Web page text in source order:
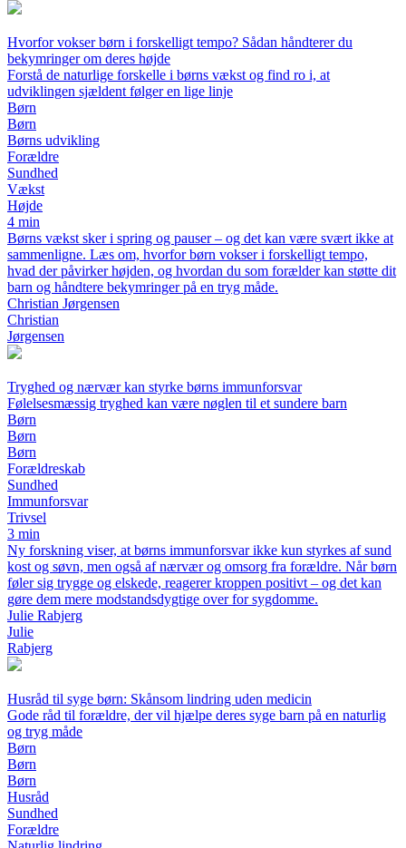
Hvorfor vokser børn i forskelligt tempo? Sådan håndterer du
bekymringer om deres højde
Forstå de naturlige forskelle i børns vækst og find ro i, at
udviklingen sjældent følger en lige linje
Børn
Børn
Børns udvikling
Forældre
Sundhed
Vækst
Højde
4 min
Børns vækst sker i spring og pauser – og det kan være svært ikke at
sammenligne. Læs om, hvorfor børn vokser i forskelligt tempo,
hvad der påvirker højden, og hvordan du som forælder kan støtte dit
barn og håndtere bekymringer på en tryg måde.
Christian Jørgensen
Christian
Jørgensen
Tryghed og nærvær kan styrke børns immunforsvar
Følelsesmæssig tryghed kan være nøglen til et sundere barn
Børn
Børn
Børn
Forældreskab
Sundhed
Immunforsvar
Trivsel
3 min
Ny forskning viser, at børns immunforsvar ikke kun styrkes af sund
kost og søvn, men også af nærvær og omsorg fra forældre. Når børn
føler sig trygge og elskede, reagerer kroppen positivt – og det kan
gøre dem mere modstandsdygtige over for sygdomme.
Julie Rabjerg
Julie
Rabjerg
Husråd til syge børn: Skånsom lindring uden medicin
Gode råd til forældre, der vil hjælpe deres syge barn på en naturlig
og tryg måde
Børn
Børn
Børn
Husråd
Sundhed
Forældre